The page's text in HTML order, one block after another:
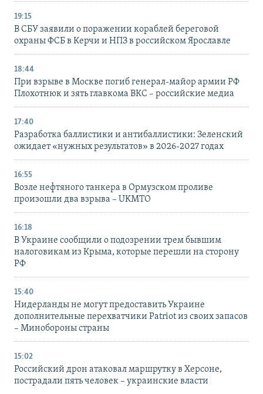
19:15
В СБУ заявили о поражении кораблей береговой
охраны ФСБ в Керчи и НПЗ в российском Ярославле
18:44
При взрыве в Москве погиб генерал-майор армии РФ
Плохотнюк и зять главкома ВКС – российские медиа
17:40
Разработка баллистики и антибаллистики: Зеленский
ожидает «нужных результатов» в 2026-2027 годах
16:55
Возле нефтяного танкера в Ормузском проливе
произошли два взрыва – UKMTO
16:18
В Украине сообщили о подозрении трем бывшим
налоговикам из Крыма, которые перешли на сторону
РФ
15:40
Нидерланды не могут предоставить Украине
дополнительные перехватчики Patriot из своих запасов
– Минобороны страны
15:02
Российский дрон атаковал маршрутку в Херсоне,
пострадали пять человек – украинские власти